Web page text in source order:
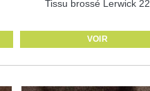
Tissu brossé Lerwick 22
VOIR